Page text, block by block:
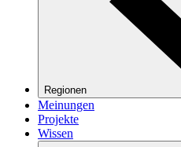
Regionen
Meinungen
Projekte
Wissen